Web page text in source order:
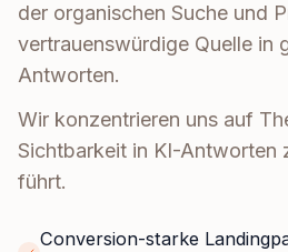
der organischen Suche und
vertrauenswürdige Quelle in
Antworten.
Wir konzentrieren uns auf
Sichtbarkeit in KI-Antworten
führt.
Conversion-starke